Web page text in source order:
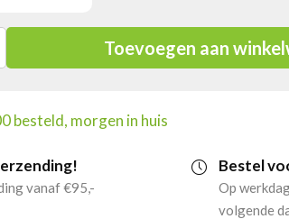
Toevoegen aan
besteld, morgen in huis
vanaf €95,-
Bestel
Op
volgende